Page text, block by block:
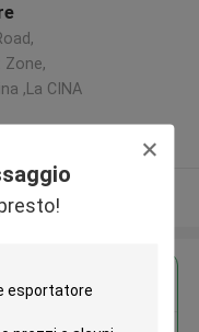
Zone,
,La CINA
per